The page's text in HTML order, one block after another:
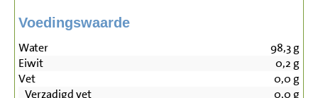
Voedingswaarde
Water 98,3g
Eiwit
0,2 g
Vet
0,0 g
Verzadigd vet
0,0 g